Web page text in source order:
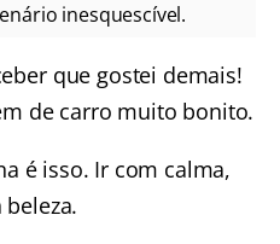
inesquescível.
que gostei demais!
de carro muito bonito.
é isso. Ir com calma,